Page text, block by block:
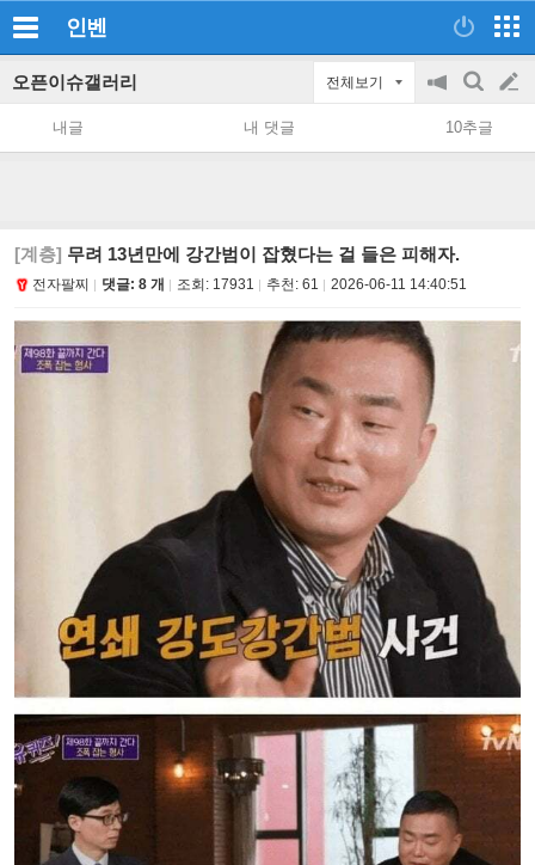
인벤
오픈이슈갤러리 전체보기
공
지
on/off
검
색
글
쓰
내글 내 댓글 10추글
[계층] 무려 13년만에 강간범이 잡혔다는 걸 들은 피해자.
전자팔찌 댓글: 8 개 조회: 17931 추천: 61 2026-06-11 14:40:51